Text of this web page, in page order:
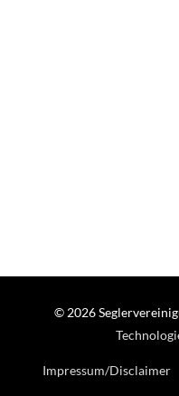
© 2026
Impressum/Disclaimer